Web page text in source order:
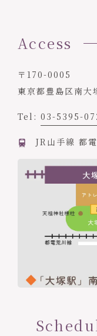
Access
〒170-0005
東京都豊島区南
Tel: 03-5395-
JR山手線 都